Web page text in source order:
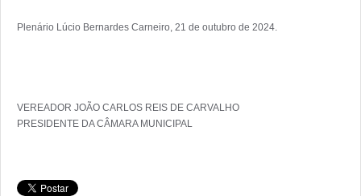
Plenário Lúcio Bernardes Carneiro, 21 de outubro de 2024.
VEREADOR JOÃO CARLOS REIS DE CARVALHO